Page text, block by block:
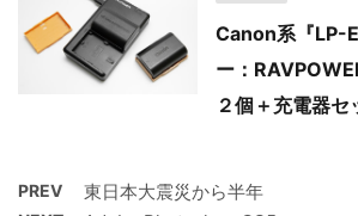
Canon系『LP-
ー：
２個＋充電器
PREV 東日本大震災から半年